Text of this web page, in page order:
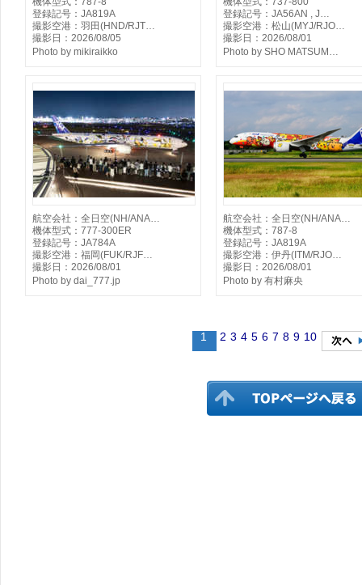
登録記号：JA819A
撮影空港：羽田(HND/RJT…
撮影日：2026/08/05
Photo by mikiraikko
登録記号：JA56AN , J…
撮影空港：松山(MYJ/RJO…
撮影日：2026/08/01
Photo by SHO MATSUM…
航空会社：全日空(NH/ANA…
機体型式：777-300ER
登録記号：JA784A
撮影空港：福岡(FUK/RJF…
撮影日：2026/08/01
Photo by dai_777.jp
航空会社：全日空(NH/ANA…
機体型式：787-8
登録記号：JA819A
撮影空港：伊丹(ITM/RJO…
撮影日：2026/08/01
Photo by 有村麻央
1 2 3 4 5 6 7 8 9 10